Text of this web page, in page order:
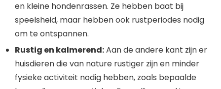
en kleine hondenrassen. Ze hebben baat bij
speelsheid, maar hebben ook rustperiodes nodig
om te ontspannen.
Rustig en kalmerend:Aan de andere kant zijn er
huisdieren die van nature rustiger zijn en minder
fysieke activiteit nodig hebben, zoals bepaalde